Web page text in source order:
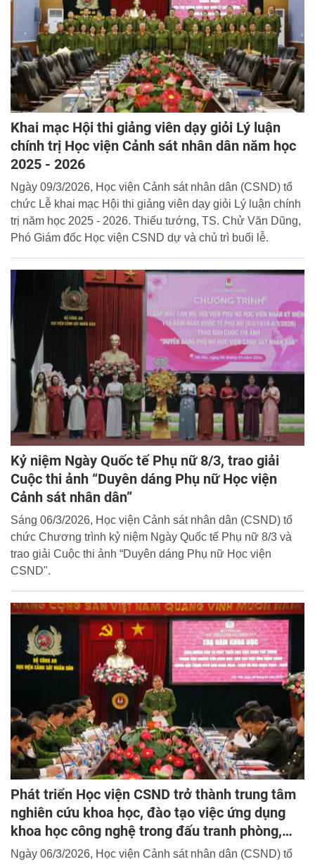
Khai mạc Hội thi giảng viên dạy giỏi Lý luận
chính trị Học viện Cảnh sát nhân dân năm học
2025 - 2026
Ngày 09/3/2026, Học viện Cảnh sát nhân dân (CSND) tổ
chức Lễ khai mạc Hội thi giảng viên dạy giỏi Lý luận chính
trị năm học 2025 - 2026. Thiếu tướng, TS. Chử Văn Dũng,
Phó Giám đốc Học viện CSND dự và chủ trì buổi lễ.
Kỷ niệm Ngày Quốc tế Phụ nữ 8/3, trao giải
Cuộc thi ảnh “Duyên dáng Phụ nữ Học viện
Cảnh sát nhân dân”
Sáng 06/3/2026, Học viện Cảnh sát nhân dân (CSND) tổ
chức Chương trình kỷ niệm Ngày Quốc tế Phụ nữ 8/3 và
trao giải Cuộc thi ảnh “Duyên dáng Phụ nữ Học viện
CSND".
Phát triển Học viện CSND trở thành trung tâm
nghiên cứu khoa học, đào tạo việc ứng dụng
khoa học công nghệ trong đấu tranh phòng,
chống tội phạm
Ngày 06/3/2026, Học viện Cảnh sát nhân dân (CSND) tổ